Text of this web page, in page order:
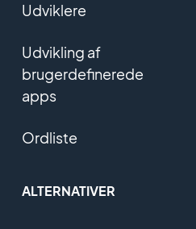
Udviklere
Udvikling af
brugerdefinerede
apps
Ordliste
ALTERNATIVER